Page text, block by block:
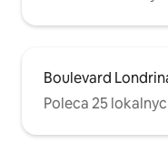
Boulevard
Poleca 25